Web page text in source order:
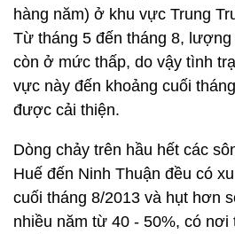
hàng năm) ở khu vực Trung
Từ tháng 5 đến tháng 8,
còn ở mức thấp, do vậy tình
vực này đến khoảng cuối
được cải thiện.
Dòng chảy trên hầu hết các
Huế đến Ninh Thuận đều có
cuối tháng 8/2013 và hụt hơn
nhiều năm từ 40 - 50%, có